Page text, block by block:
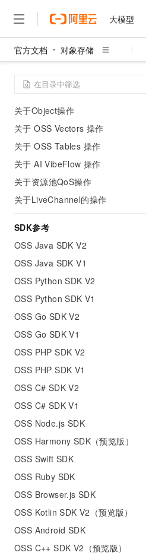
大模型
官方文档 对象存储
API概览
公共HTTP头定义
关于Service操作
关于Object操作
关于 OSS Vectors 操作
关于 OSS Tables 操作
关于 AI VibeFlow 操作
关于资源池QoS操作
关于LiveChannel的操作
SDK参考
OSS Java SDK V2
OSS Java SDK V1
OSS Python SDK V2
OSS Python SDK V1
OSS Go SDK V2
OSS Go SDK V1
OSS PHP SDK V2
OSS PHP SDK V1
OSS C# SDK V2
OSS C# SDK V1
OSS Node.js SDK
OSS Harmony SDK（预览版）
OSS Swift SDK
OSS Ruby SDK
OSS Browser.js SDK
OSS Kotlin SDK V2（预览版）
OSS Android SDK
OSS C++ SDK V2（预览版）
大模型
产品
精选产品
人工智能与机器学习
计算
容器
存储
安全
中间件
大数据计算
媒体服务
企业服务与云通信
域名与网站
终端用户计算
Serverless
开发工具
专有云
解决方案
精选解决方案
互联网应用开发
大数据
现代化应用
网络
可观测
企业出海
政企业务
权益
定价
云市场
伙伴
服务
了解阿里云